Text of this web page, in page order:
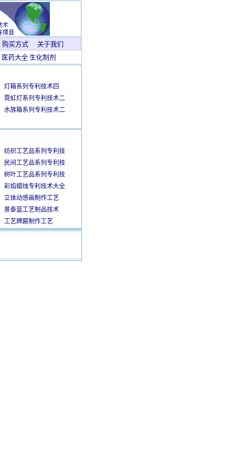
购买方式
关于我们
医药大全 生化制剂
灯箱系列专利技术四
霓虹灯系列专利技术二
水族箱系列专利技术二
纺织工艺品系列专利技
民间工艺品系列专利技
树叶工艺品系列专利技
彩焰蜡烛专利技术大全
立体动感画制作工艺
景泰蓝工艺制品技术
工艺牌匾制作工艺